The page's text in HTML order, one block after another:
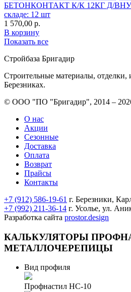
БЕТОНКОНТАКТ К/К 12КГ Д/
складе: 12 шт
1 570,00 р.
В корзину
Показать все
Стройбаза Бригадир
Строительные материалы, отделки,
Березниках.
© ООО "ПО "Бригадир", 2014 –
О нас
Акции
Сезонные
Доставка
Оплата
Возврат
Прайсы
Контакты
+7 (912) 586-19-61 г. Березники,
+7 (992) 211-36-14 г. Усолье, ул.
Разработка сайта prostor.design
КАЛЬКУЛЯТОРЫ
МЕТАЛЛОЧЕРЕПИЦЫ
Вид профиля
Профнастил НС-10